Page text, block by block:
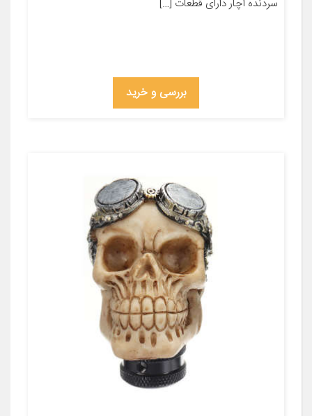
سردنده آچار دارای قطعات […]
بررسی و خرید